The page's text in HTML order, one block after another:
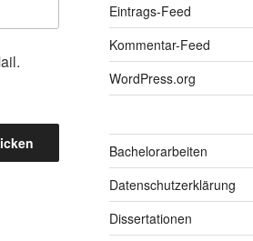
Eintrags-Feed
Kommentar-Feed
WordPress.org
Bachelorarbeiten
Datenschutzerklärung
Dissertationen